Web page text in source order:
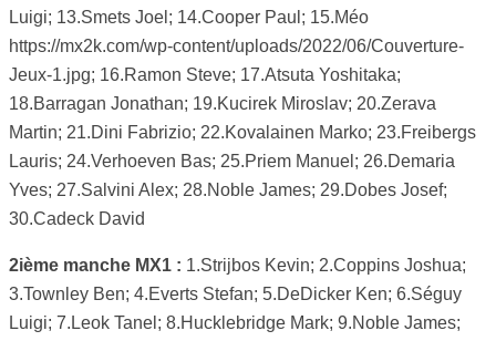
Luigi; 13.Smets Joel; 14.Cooper Paul; 15.Méo
https://mx2k.com/wp-content/uploads/2022/06/Couverture-
Jeux-1.jpg; 16.Ramon Steve; 17.Atsuta Yoshitaka;
18.Barragan Jonathan; 19.Kucirek Miroslav; 20.Zerava
Martin; 21.Dini Fabrizio; 22.Kovalainen Marko; 23.Freibergs
Lauris; 24.Verhoeven Bas; 25.Priem Manuel; 26.Demaria
Yves; 27.Salvini Alex; 28.Noble James; 29.Dobes Josef;
30.Cadeck David
2ième manche MX1 : 1.Strijbos Kevin; 2.Coppins Joshua;
3.Townley Ben; 4.Everts Stefan; 5.DeDicker Ken; 6.Séguy
Luigi; 7.Leok Tanel; 8.Hucklebridge Mark; 9.Noble James;